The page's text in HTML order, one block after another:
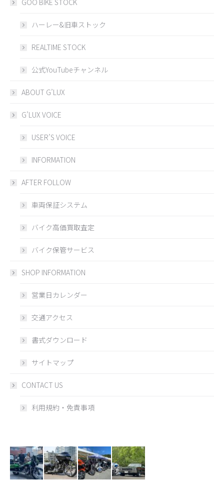
GOO BIKE STOCK
ハーレー&旧車ストック
REALTIME STOCK
公式YouTubeチャンネル
ABOUT G’LUX
G’LUX VOICE
USER’S VOICE
INFORMATION
AFTER FOLLOW
車両保証システム
バイク高価買取査定
バイク保管サービス
SHOP INFORMATION
営業日カレンダー
交通アクセス
書式ダウンロード
サイトマップ
CONTACT US
利用規約・免責事項